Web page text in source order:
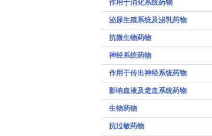
作用于消化系统药物
泌尿生殖系统及泌乳药物
抗微生物药物
神经系统药物
作用于传出神经系统药物
影响血液及造血系统药物
生物药物
抗过敏药物